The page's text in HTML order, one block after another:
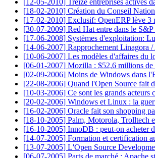
[12-05-2010] Treize entreprises actives
[18-02-2010] Création du Conseil
[17-02-2010] Exclusif: OpenERP lève 3
[30-07-2009] Red Hat entre dans le S&P
[17-06-2008] Systèmes d'exploitation:
[14-06-2007] Rapprochement Linagora
[10-06-2007] Les modèles d'affaires du
[06-01-2007] Mozilla : $52,6 millions de
[02-09-2006] Moins de Windows dans
[22-08-2006] Quand l'Open Source fait
[10-03-2006] Ce sont les grands
[20-02-2006] Windows et Linux : la
[16-02-2006] Oracle fait son shopping
[18-10-2005] Palm, Motorola, Trolltech
[16-10-2005] InnoDB : peut-on acheter
[14-07-2005] Formation et certification
[13-07-2005] L'Open Source
[06-07-2005] Parts de marché : Apache